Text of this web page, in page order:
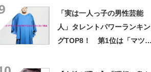
「実は一人っ子の男性芸能
人」タレントパワーランキン
グTOP8！ 第1位は「マツ